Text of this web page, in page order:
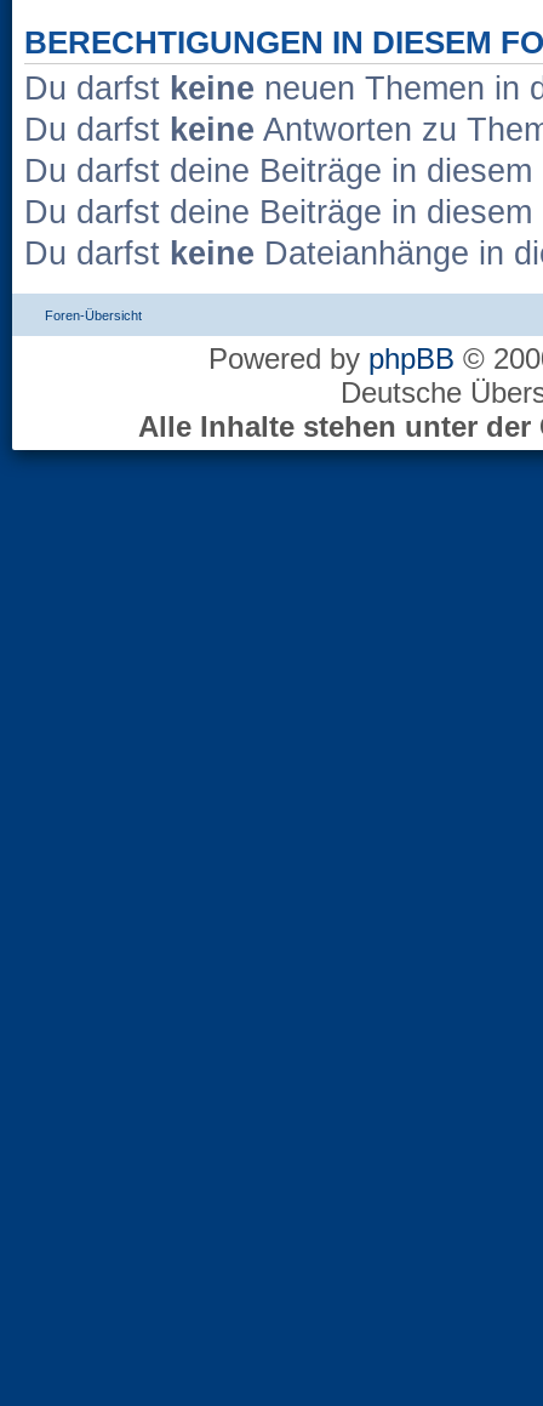
BERECHTIGUNGEN IN DIESEM
Du darfst keine neuen Themen in
Du darfst keine Antworten zu
Du darfst deine Beiträge in
Du darfst deine Beiträge in
Du darfst keine Dateianhänge in
Foren-Übersicht
Powered by phpBB ©
Deutsche
Alle Inhalte stehen unter